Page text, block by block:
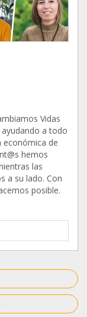
Vidas
a todo
económica de
hemos
las
a su lado. Con
posible.